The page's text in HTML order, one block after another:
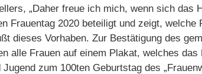
„Daher freue ich mich, wenn sich das
Frauentag 2020 beteiligt und zeigt,
dieses Vorhaben. Zur Bestätigung des
alle Frauen auf einem Plakat, welches
Jugend zum 100ten Geburtstag des